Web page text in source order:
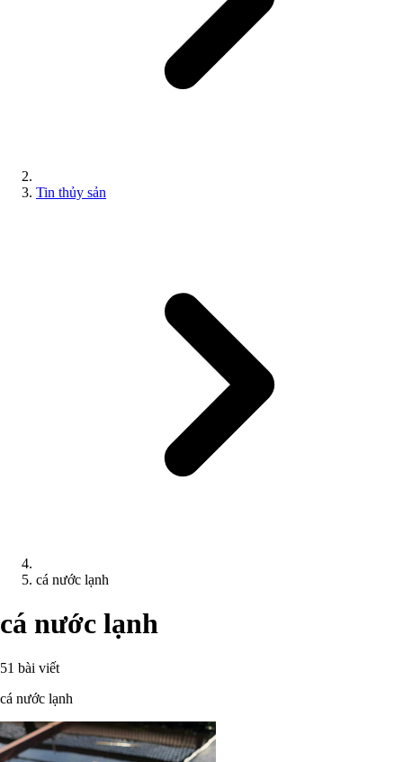
Tin thủy sản
cá nước lạnh
cá nước lạnh
51 bài viết
cá nước lạnh